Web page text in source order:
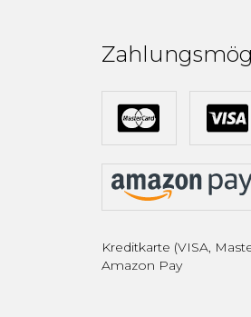
Kreditkarte (VISA,
Amazon Pay